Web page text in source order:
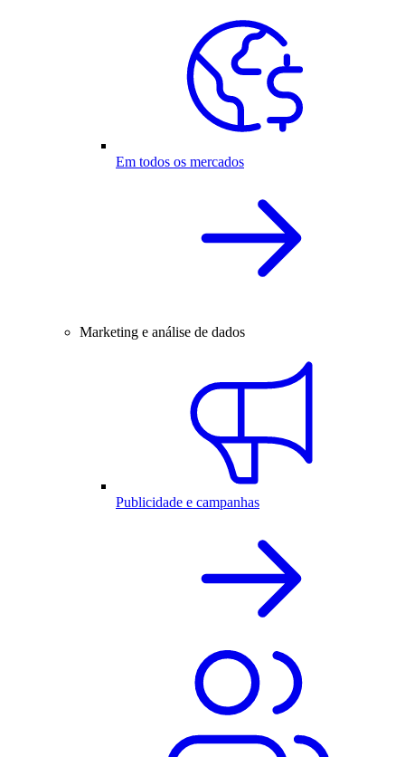
Em todos os mercados
Marketing e análise de dados
Publicidade e campanhas